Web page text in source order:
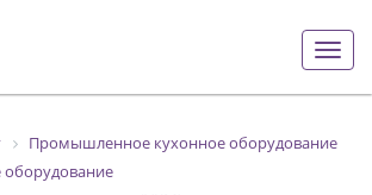
Промышленное кухонное оборудование
оборудование